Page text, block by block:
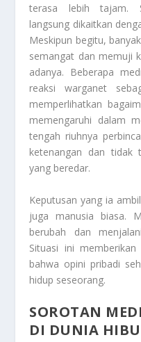
terasa lebih tajam.
langsung dikaitkan
Meskipun begitu,
semangat dan memuji
adanya. Beberapa
reaksi warganet
memperlihatkan
memengaruhi dalam
tengah riuhnya
ketenangan dan tidak
yang beredar.
Keputusan yang ia
juga manusia biasa.
berubah dan
Situasi ini
bahwa opini pribadi
hidup seseorang.
SOROTAN
DI DUNIA